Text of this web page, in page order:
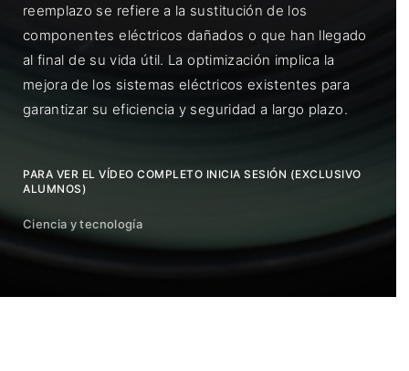
reemplazo se refiere a la sustitución de los
componentes eléctricos dañados o que han llegado
al final de su vida útil. La optimización implica la
mejora de los sistemas eléctricos existentes para
garantizar su eficiencia y seguridad a largo plazo.
PARA VER EL VÍDEO COMPLETO INICIA SESIÓN (EXCLUSIVO
ALUMNOS)
Ciencia y tecnología